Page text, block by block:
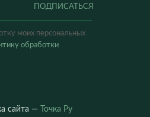
ПОДПИСАТЬСЯ
моих персональных
обработки
сайта — Точка Ру